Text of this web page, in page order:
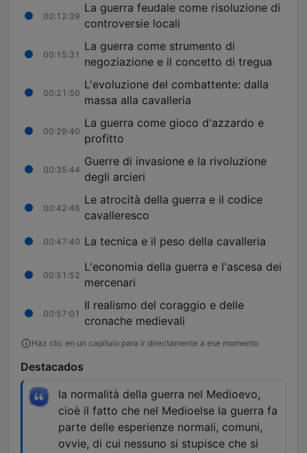
00:12:39
La guerra feudale come risoluzione di
controversie locali
00:15:31
La guerra come strumento di
negoziazione e il concetto di tregua
00:21:50
L'evoluzione del combattente: dalla
massa alla cavalleria
00:29:40
La guerra come gioco d'azzardo e
profitto
00:35:44
Guerre di invasione e la rivoluzione
degli arcieri
00:42:46
Le atrocità della guerra e il codice
cavalleresco
00:47:40 La tecnica e il peso della cavalleria
00:51:52
L'economia della guerra e l'ascesa dei
mercenari
00:57:01
Il realismo del coraggio e delle
cronache medievali
Haz clic en un capítulo para ir directamente a ese momento
Destacados
la normalità della guerra nel Medioevo,
cioè il fatto che nel Medioelse la guerra fa
parte delle esperienze normali, comuni,
ovvie, di cui nessuno si stupisce che si